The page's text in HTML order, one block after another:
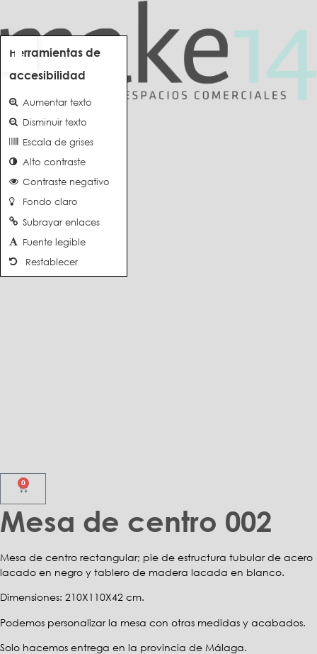
0
Mesa de centro 002
Mesa de centro rectangular; pie de estructura tubular de acero
lacado en negro y tablero de madera lacada en blanco.
Dimensiones: 210X110X42 cm.
Podemos personalizar la mesa con otras medidas y acabados.
Solo hacemos entrega en la provincia de Málaga.
Abrir barra de herramientas
Herramientas de
accesibilidad
Aumentar texto
Disminuir texto
Escala de grises
Alto contraste
Contraste negativo
Fondo claro
Subrayar enlaces
Fuente legible
Restablecer